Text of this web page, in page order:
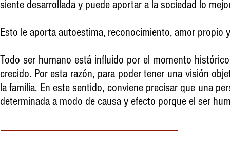
siente desarrollada y puede aportar a la sociedad lo
Esto le aporta autoestima, reconocimiento, amor propio
Todo ser humano está influido por el momento
crecido. Por esta razón, para poder tener una visión
la familia. En este sentido, conviene precisar que una
determinada a modo de causa y efecto porque el ser